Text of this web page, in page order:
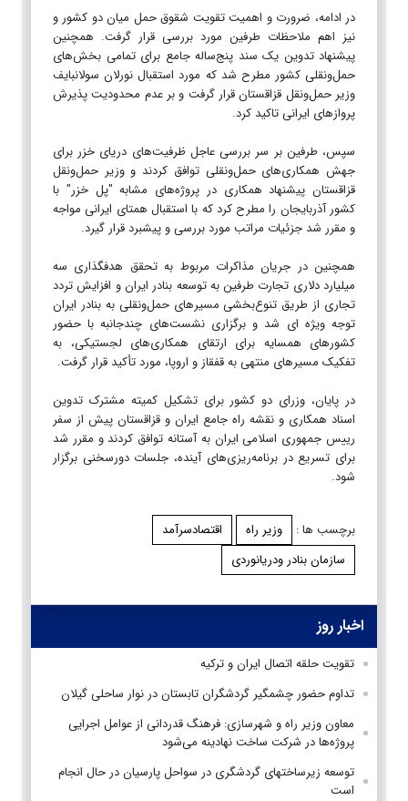
در ادامه، ضرورت و اهمیت تقویت شقوق حمل‌ میان دو کشور و
نیز اهم ملاحظات طرفین مورد بررسی قرار گرفت. همچنین
پیشنهاد تدوین یک سند پنج‌ساله جامع برای تمامی بخش‌های
حمل‌ونقلی کشور مطرح شد که مورد استقبال نورلان سولانبایف
وزیر حمل‌ونقل قزاقستان قرار گرفت و بر عدم محدودیت پذیرش
پروازهای ایرانی تاکید کرد.
سپس، طرفین بر سر بررسی عاجل ظرفیت‌های دریای خزر برای
جهش همکاری‌های حمل‌ونقلی توافق کردند و وزیر حمل‌ونقل
قزاقستان پیشنهاد همکاری در پروژه‌های مشابه "پل خزر" با
کشور آذربایجان را مطرح کرد که با استقبال همتای ایرانی مواجه
و مقرر شد جزئیات مراتب مورد بررسی و پیشبرد قرار گیرد.
همچنین در جریان مذاکرات مربوط به تحقق هدفگذاری سه
میلیارد دلاری تجارت طرفین به توسعه بنادر ایران و افزایش تردد
تجاری از طریق تنوع‌بخشی مسیرهای حمل‌ونقلی به بنادر ایران
توجه ویژه ای شد و برگزاری نشست‌های چندجانبه با حضور
کشورهای همسایه برای ارتقای همکاری‌های لجستیکی، به
‌تفکیک مسیرهای منتهی به قفقاز و اروپا، مورد تأکید قرار گرفت.
در پایان، وزرای دو کشور برای تشکیل کمیته مشترک تدوین
اسناد همکاری و نقشه راه جامع ایران و قزاقستان پیش از سفر
رییس جمهوری اسلامی ایران به آستانه توافق کردند و مقرر شد
برای تسریع در برنامه‌ریزی‌های آینده، جلسات دورسخنی برگزار
شود.
برچسب ها : وزیر راه
اقتصادسرآمد
سازمان بنادر ودریانوردی
اخبار روز
تقویت حلقه اتصال ایران و ترکیه
تداوم حضور چشمگیر گردشگران تابستان در نوار ساحلی گیلان
معاون وزیر راه و شهرسازی: فرهنگ قدردانی از عوامل اجرایی
پروژه‌ها در شرکت ساخت نهادینه می‌شود
توسعه زیرساختهای گردشگری در سواحل پارسیان در حال انجام
است